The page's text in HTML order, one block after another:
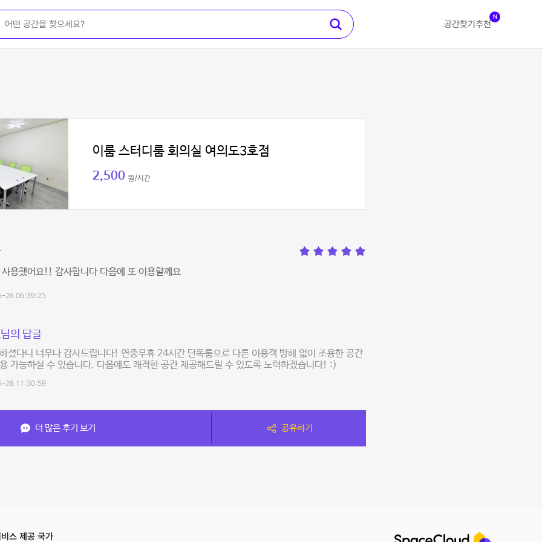
공간찾기 추천
N
이룸 스터디룸 회의실 여의도3호점
2,500 원/시간
용했어요!! 감사합니다 다음에 또 이용할께요
26 06:39:25
의 답글
셨다니 너무나 감사드립니다! 연중무휴 24시간 단독룸으로 다른 이용객 방해 없이 조용한 공간
가능하실 수 있습니다. 다음에도 쾌적한 공간 제공해드릴 수 있도록 노력하겠습니다! :)
26 11:30:59
더 많은 후기 보기 공유하기
스 제공 국가